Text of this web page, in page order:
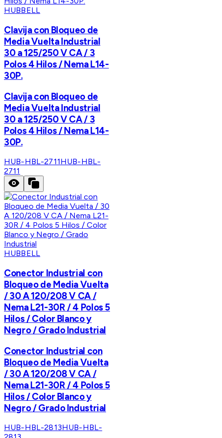
HUBBELL
Clavija con Bloqueo de
Media Vuelta Industrial
30 a 125/250 V CA / 3
Polos 4 Hilos / Nema L14-
30P.
Clavija con Bloqueo de
Media Vuelta Industrial
30 a 125/250 V CA / 3
Polos 4 Hilos / Nema L14-
30P.
HUB-HBL-2711HUB-HBL-
2711
HUBBELL
Conector Industrial con
Bloqueo de Media Vuelta
/ 30 A 120/208 V CA /
Nema L21-30R / 4 Polos 5
Hilos / Color Blanco y
Negro / Grado Industrial
Conector Industrial con
Bloqueo de Media Vuelta
/ 30 A 120/208 V CA /
Nema L21-30R / 4 Polos 5
Hilos / Color Blanco y
Negro / Grado Industrial
HUB-HBL-2813HUB-HBL-